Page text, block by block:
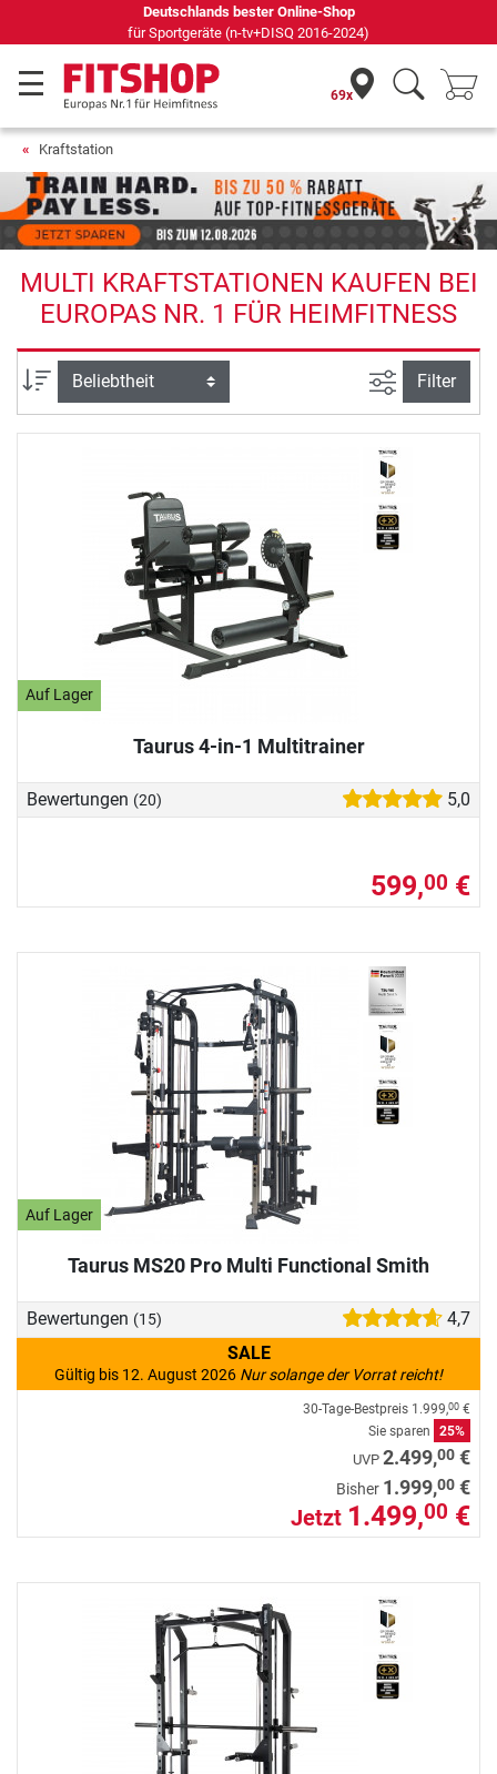
69 Fachmärkte vor Ort mit 75 eigenen Servicetechnikern
69x
Kraftstation
MULTI KRAFTSTATIONEN KAUFEN BEI
EUROPAS NR. 1 FÜR HEIMFITNESS
Sortierung Ansicht
Filter
Auf Lager
Taurus 4-in-1 Multitrainer
Bewertungen (20) 5,0
599,00 €
Auf Lager
Taurus MS20 Pro Multi Functional Smith
Bewertungen (15)
4,7
SALE
Gültig bis 12. August 2026 Nur solange der Vorrat reicht!
30-Tage-Bestpreis 1.999,00 €
Sie sparen
25%
UVP 2.499,00 €
Bisher 1.999,00 €
Jetzt 1.499,00 €